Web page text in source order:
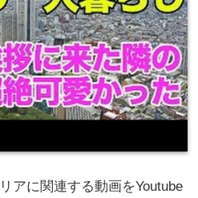
アに関連する動画をYoutube